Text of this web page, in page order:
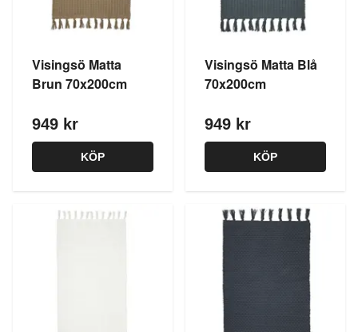
Visingsö Matta
Brun 70x200cm
949 kr
KÖP
Visingsö Matta Blå
70x200cm
949 kr
KÖP